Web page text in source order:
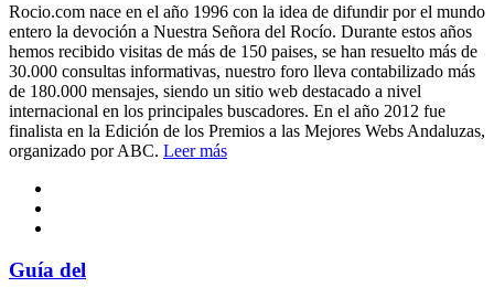
Rocio.com nace en el año 1996 con la idea de difundir por el mundo
entero la devoción a Nuestra Señora del Rocío. Durante estos años
hemos recibido visitas de más de 150 paises, se han resuelto más de
30.000 consultas informativas, nuestro foro lleva contabilizado más
de 180.000 mensajes, siendo un sitio web destacado a nivel
internacional en los principales buscadores. En el año 2012 fue
finalista en la Edición de los Premios a las Mejores Webs Andaluzas,
organizado por ABC. Leer más
Guía del